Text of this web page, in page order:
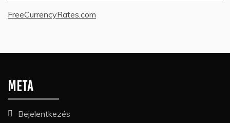
FreeCurrencyRates.com
META
Bejelentkezés